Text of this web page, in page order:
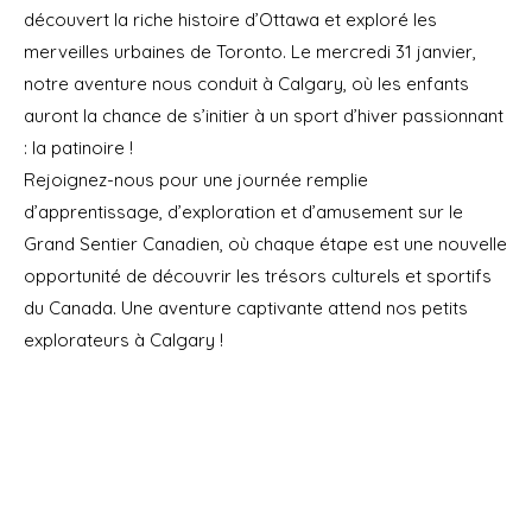
découvert la riche histoire d’Ottawa et exploré les
merveilles urbaines de Toronto. Le mercredi 31 janvier,
notre aventure nous conduit à Calgary, où les enfants
auront la chance de s’initier à un sport d’hiver passionnant
: la patinoire !
Rejoignez-nous pour une journée remplie
d’apprentissage, d’exploration et d’amusement sur le
Grand Sentier Canadien, où chaque étape est une nouvelle
opportunité de découvrir les trésors culturels et sportifs
du Canada. Une aventure captivante attend nos petits
explorateurs à Calgary !